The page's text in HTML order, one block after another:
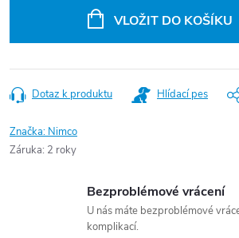
VLOŽIT DO KOŠÍKU
Dotaz k produktu Hlídací pes
Značka: Nimco
Záruka: 2 roky
Bezproblémové vrácení
U nás máte bezproblémové
komplikací.